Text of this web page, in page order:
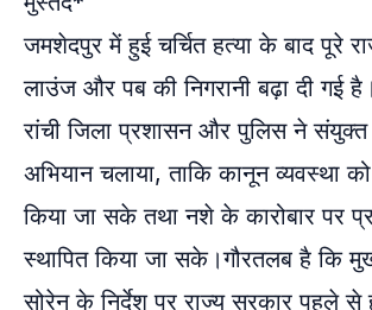
जमशेदपुर में हुई चर्चित हत्या के बाद पूरे
लाउंज और पब की निगरानी बढ़ा दी गई
रांची जिला प्रशासन और पुलिस ने
अभियान चलाया, ताकि कानून व्यवस्था
किया जा सके तथा नशे के कारोबार पर
स्थापित किया जा सके।गौरतलब है कि
सोरेन के निर्देश पर राज्य सरकार पहले